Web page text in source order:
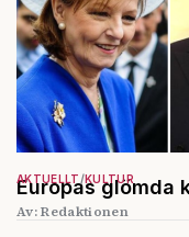
Europas glömda
AKTUELLT KULTUR
Av: Redaktionen